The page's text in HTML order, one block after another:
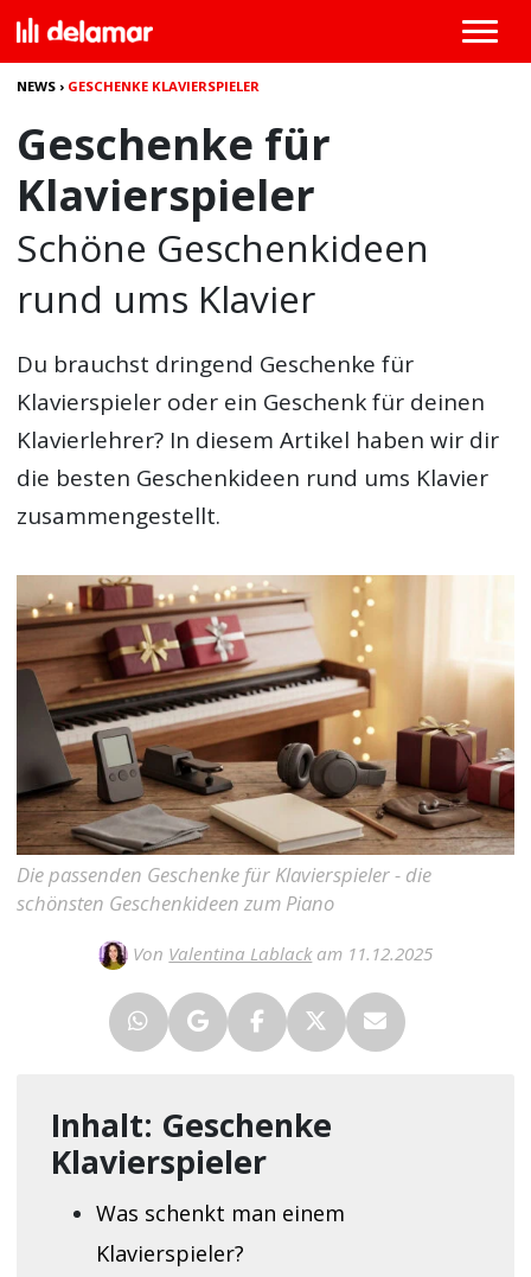
NEWS › GESCHENKE KLAVIERSPIELER
Geschenke für
Klavierspieler
Schöne Geschenkideen
rund ums Klavier
Du brauchst dringend Geschenke für
Klavierspieler oder ein Geschenk für deinen
Klavierlehrer? In diesem Artikel haben wir dir
die besten Geschenkideen rund ums Klavier
zusammengestellt.
Die passenden Geschenke für Klavierspieler - die
schönsten Geschenkideen zum Piano
Von Valentina Lablack am 11.12.2025
Inhalt: Geschenke
Klavierspieler
Was schenkt man einem
Klavierspieler?